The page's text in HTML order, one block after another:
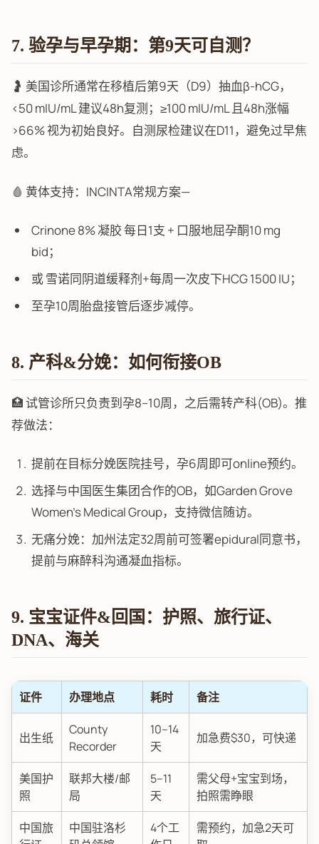
7. 验孕与早孕期：第9天可自测？
🤰 美国诊所通常在移植后第9天（D9）抽血β-hCG，
<50 mIU/mL 建议48h复测；≥100 mIU/mL 且48h涨幅
>66% 视为初始良好。自测尿检建议在D11，避免过早焦
虑。
🩸 黄体支持：INCINTA常规方案—
Crinone 8% 凝胶 每日1支 + 口服地屈孕酮10 mg
bid；
或 雪诺同阴道缓释剂+每周一次皮下HCG 1500 IU；
至孕10周胎盘接管后逐步减停。
8. 产科&分娩：如何衔接OB
🏥 试管诊所只负责到孕8–10周，之后需转产科(OB)。推
荐做法：
提前在目标分娩医院挂号，孕6周即可online预约。
选择与中国医生集团合作的OB，如Garden Grove
Women’s Medical Group，支持微信随访。
无痛分娩：加州法定32周前可签署epidural同意书，
提前与麻醉科沟通凝血指标。
9. 宝宝证件&回国：护照、旅行证、
DNA、海关
证件 办理地点 耗时 备注
出生纸
County
Recorder
10–14
天
加急费$30，可快递
美国护
照
联邦大楼/邮
局
5–11
天
需父母+宝宝到场，
拍照需睁眼
中国旅
中国驻洛杉
4个工
需预约，加急2天可